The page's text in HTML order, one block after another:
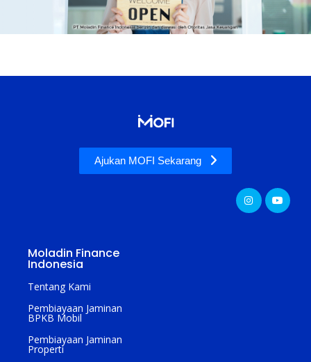
Ajukan MOFI Sekarang
Moladin Finance
Indonesia
Tentang Kami
Pembiayaan Jaminan
BPKB Mobil
Pembiayaan Jaminan
Properti